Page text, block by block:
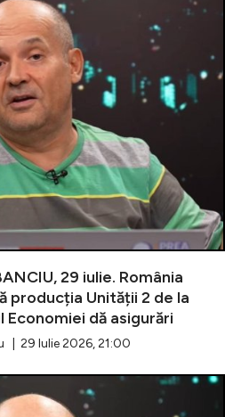
29 iulie. România
producția Unității 2 de la
dă asigurări
| 29 Iulie 2026, 21:00